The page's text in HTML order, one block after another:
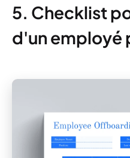
5. Checklist
d'un employé